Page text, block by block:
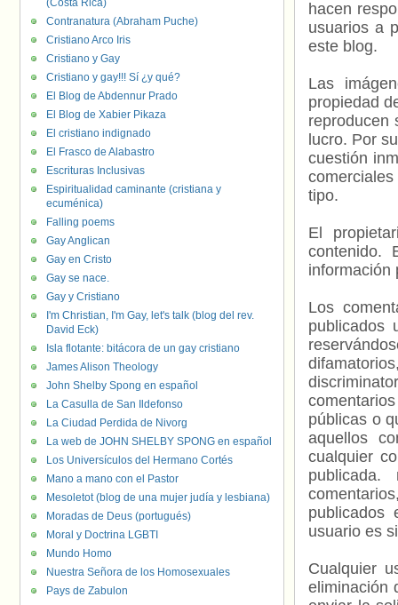
hacen
usuarios a
este blog.
Las
propiedad
reproducen
lucro. Por
cuestión
tipo.
El
contenido.
información
Los
publicados
públicas o
aquellos
cualquier
usuario es
Cualquier
eliminación
(Costa Rica)
Contranatura (Abraham Puche)
Cristiano Arco Iris
Cristiano y Gay
Cristiano y gay!!! Sí ¿y qué?
El Blog de Abdennur Prado
El Blog de Xabier Pikaza
El cristiano indignado
El Frasco de Alabastro
Escrituras Inclusivas
Espiritualidad caminante (cristiana y
ecuménica)
Falling poems
Gay Anglican
Gay en Cristo
Gay se nace.
Gay y Cristiano
I'm Christian, I'm Gay, let's talk (blog del rev.
David Eck)
Isla flotante: bitácora de un gay cristiano
James Alison Theology
John Shelby Spong en español
La Casulla de San Ildefonso
La Ciudad Perdida de Nivorg
La web de JOHN SHELBY SPONG en español
Los Universículos del Hermano Cortés
Mano a mano con el Pastor
Mesoletot (blog de una mujer judía y lesbiana)
Moradas de Deus (portugués)
Moral y Doctrina LGBTI
Mundo Homo
Nuestra Señora de los Homosexuales
Pays de Zabulon